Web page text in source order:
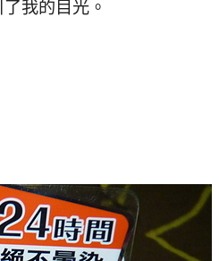
我的目光。